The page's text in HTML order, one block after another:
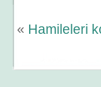
« Hamileleri